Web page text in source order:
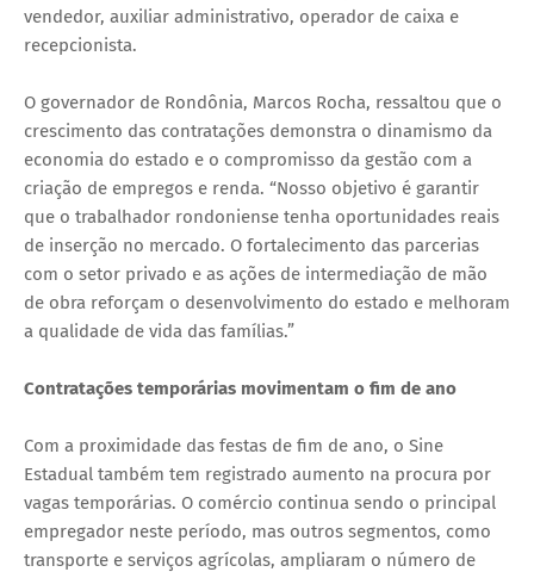
vendedor, auxiliar administrativo, operador de caixa e
recepcionista.
O governador de Rondônia, Marcos Rocha, ressaltou que o
crescimento das contratações demonstra o dinamismo da
economia do estado e o compromisso da gestão com a
criação de empregos e renda. “Nosso objetivo é garantir
que o trabalhador rondoniense tenha oportunidades reais
de inserção no mercado. O fortalecimento das parcerias
com o setor privado e as ações de intermediação de mão
de obra reforçam o desenvolvimento do estado e melhoram
a qualidade de vida das famílias.”
Contratações temporárias movimentam o fim de ano
Com a proximidade das festas de fim de ano, o Sine
Estadual também tem registrado aumento na procura por
vagas temporárias. O comércio continua sendo o principal
empregador neste período, mas outros segmentos, como
transporte e serviços agrícolas, ampliaram o número de